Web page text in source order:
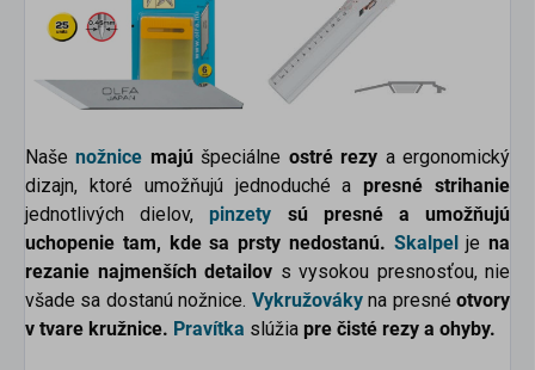
Našenožnice majú špeciálne ostré rezy a ergonomický
dizajn, ktoré umožňujú jednoduché a presné strihanie
jednotlivých dielov, pinzety sú presné a umožňujú
uchopenie tam, kde sa prsty nedostanú. Skalpelje na
rezanie najmenších detailov s vysokou presnosťou, nie
všade sa dostanú nožnice. Vykružováky na presnéotvory
v tvare kružnice. Pravítka slúžia pre čisté rezy a ohyby.